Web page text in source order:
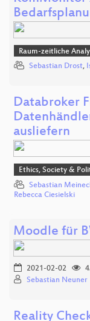
Raum-zeitliche
Sebastian Drost,
Databroker
ausliefern
Ethics, Society &
Sebastian
Rebecca Ciesielski
Moodle für
2021-02-02
Sebastian Neuner
Reality